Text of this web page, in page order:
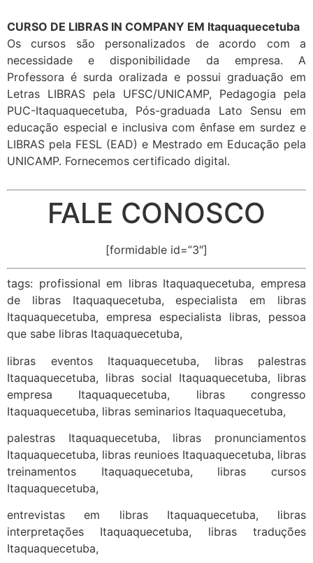
CURSO DE LIBRAS IN COMPANY EM Itaquaquecetuba
Os cursos são personalizados de acordo com a
necessidade e disponibilidade da empresa. A
Professora é surda oralizada e possui graduação em
Letras LIBRAS pela UFSC/UNICAMP, Pedagogia pela
PUC-Itaquaquecetuba, Pós-graduada Lato Sensu em
educação especial e inclusiva com ênfase em surdez e
LIBRAS pela FESL (EAD) e Mestrado em Educação pela
UNICAMP. Fornecemos certificado digital.
FALE CONOSCO
[formidable id=”3″]
tags: profissional em libras Itaquaquecetuba, empresa
de libras Itaquaquecetuba, especialista em libras
Itaquaquecetuba, empresa especialista libras, pessoa
que sabe libras Itaquaquecetuba,
libras eventos Itaquaquecetuba, libras palestras
Itaquaquecetuba, libras social Itaquaquecetuba, libras
empresa Itaquaquecetuba, libras congresso
Itaquaquecetuba, libras seminarios Itaquaquecetuba,
palestras Itaquaquecetuba, libras pronunciamentos
Itaquaquecetuba, libras reunioes Itaquaquecetuba, libras
treinamentos Itaquaquecetuba, libras cursos
Itaquaquecetuba,
entrevistas em libras Itaquaquecetuba, libras
interpretações Itaquaquecetuba, libras traduções
Itaquaquecetuba,